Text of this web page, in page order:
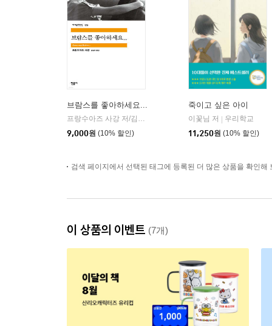
브람스를 좋아하세요...
프랑수아즈 사강 저/김남주 역
9,000원 (10% 할인)
죽이고 싶은 아이
이꽃님 저
우리학교
11,250원 (10% 할인)
검색 페이지에서 선택된 태그에 등록된 더 많은 상품을 확인해
이 상품의 이벤트 (7개)